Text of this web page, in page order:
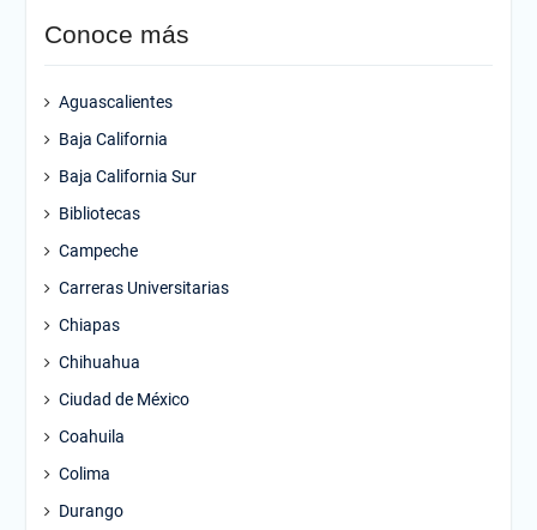
Conoce más
Aguascalientes
Baja California
Baja California Sur
Bibliotecas
Campeche
Carreras Universitarias
Chiapas
Chihuahua
Ciudad de México
Coahuila
Colima
Durango